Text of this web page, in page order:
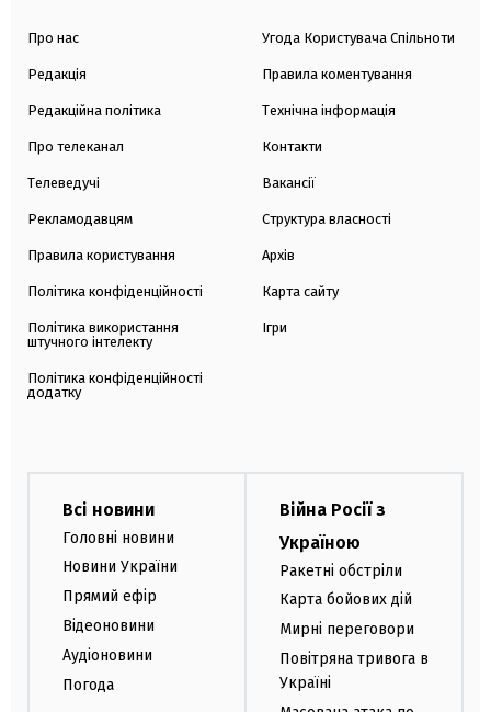
Про нас
Редакція
Редакційна політика
Про телеканал
Телеведучі
Рекламодавцям
Правила користування
Політика конфіденційності
Політика використання
штучного інтелекту
Політика конфіденційності
додатку
Угода Користувача Спільноти
Правила коментування
Технічна інформація
Контакти
Вакансії
Структура власності
Архів
Карта сайту
Ігри
Всі новини
Головні новини
Новини України
Прямий ефір
Відеоновини
Аудіоновини
Погода
Війна Росії з
Україною
Ракетні обстріли
Карта бойових дій
Мирні переговори
Повітряна тривога в
Україні